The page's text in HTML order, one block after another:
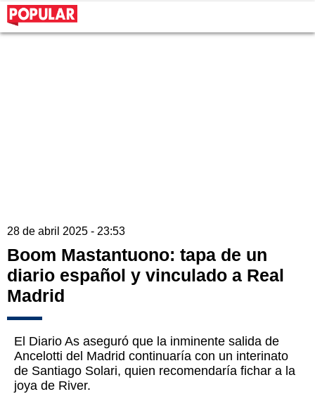
28 de abril 2025 - 23:53
Boom Mastantuono: tapa de un
diario español y vinculado a Real
Madrid
El Diario As aseguró que la inminente salida de
Ancelotti del Madrid continuaría con un interinato
de Santiago Solari, quien recomendaría fichar a la
joya de River.